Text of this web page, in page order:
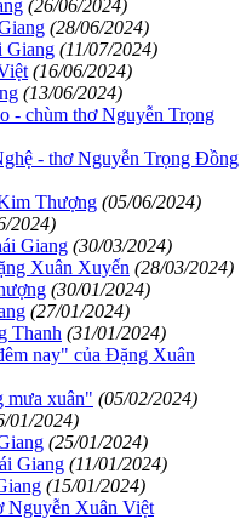
(26/06/2024)
(28/06/2024)
Giang (11/07/2024)
(16/06/2024)
(13/06/2024)
- chùm thơ Nguyễn Trọng
- thơ Nguyễn Trọng Đồng
Thượng (05/06/2024)
2024)
Giang (30/03/2024)
Xuân Xuyến (28/03/2024)
(30/01/2024)
(27/01/2024)
Thanh (31/01/2024)
nay" của Đặng Xuân
mưa xuân" (05/02/2024)
01/2024)
(25/01/2024)
Giang (11/01/2024)
(15/01/2024)
Nguyễn Xuân Việt